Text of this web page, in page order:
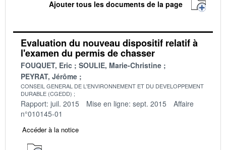
Ajouter tous les documents de la page
Evaluation du nouveau dispositif relatif à
l'examen du permis de chasser
FOUQUET, Eric
SOULIE, Marie-Christine
PEYRAT, Jérôme
CONSEIL GENERAL DE L'ENVIRONNEMENT ET DU DEVELOPPEMENT
DURABLE (CGEDD)
Rapport: juil. 2015 Mise en ligne: sept. 2015
Affaire
n°010145-01
Accéder à la notice